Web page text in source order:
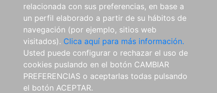
relacionada con sus preferencias, en base a
un perfil elaborado a partir de su hábitos de
navegación (por ejemplo, sitios web
visitados). Clica aquí para más información.
Usted puede configurar o rechazar el uso de
cookies puslando en el botón CAMBIAR
PREFERENCIAS o aceptarlas todas pulsando
el botón ACEPTAR.